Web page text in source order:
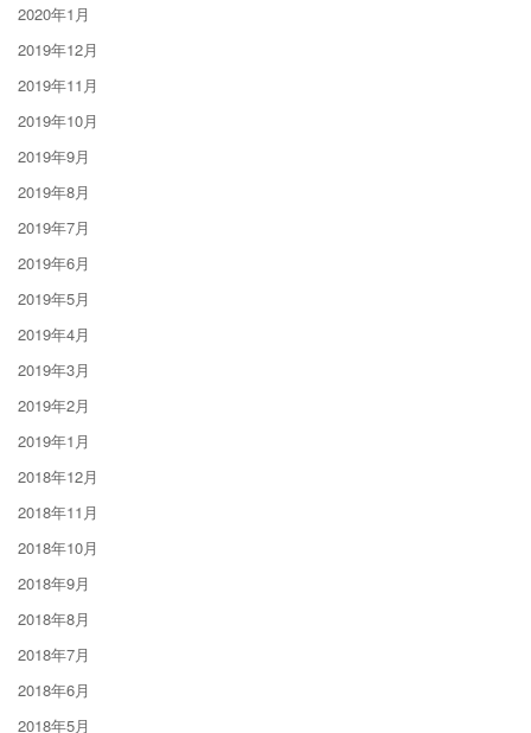
2020年1月
2019年12月
2019年11月
2019年10月
2019年9月
2019年8月
2019年7月
2019年6月
2019年5月
2019年4月
2019年3月
2019年2月
2019年1月
2018年12月
2018年11月
2018年10月
2018年9月
2018年8月
2018年7月
2018年6月
2018年5月